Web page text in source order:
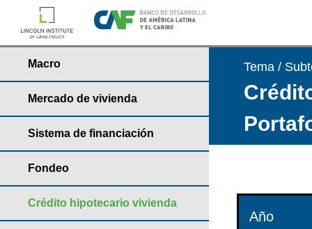
Macro
Mercado de vivienda
Sistema de financiación
Fondeo
Crédito hipotecario vivienda
Tema /
Año